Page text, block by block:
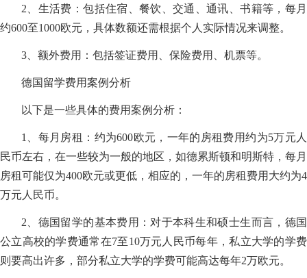
2、生活费：包括住宿、餐饮、交通、通讯、书籍等，每月
约600至1000欧元，具体数额还需根据个人实际情况来调整。
3、额外费用：包括签证费用、保险费用、机票等。
德国留学费用案例分析
以下是一些具体的费用案例分析：
1、每月房租：约为600欧元，一年的房租费用约为5万元人
民币左右，在一些较为一般的地区，如德累斯顿和明斯特，每月
房租可能仅为400欧元或更低，相应的，一年的房租费用大约为4
万元人民币。
2、德国留学的基本费用：对于本科生和硕士生而言，德国
公立高校的学费通常在7至10万元人民币每年，私立大学的学费
则要高出许多，部分私立大学的学费可能高达每年2万欧元。